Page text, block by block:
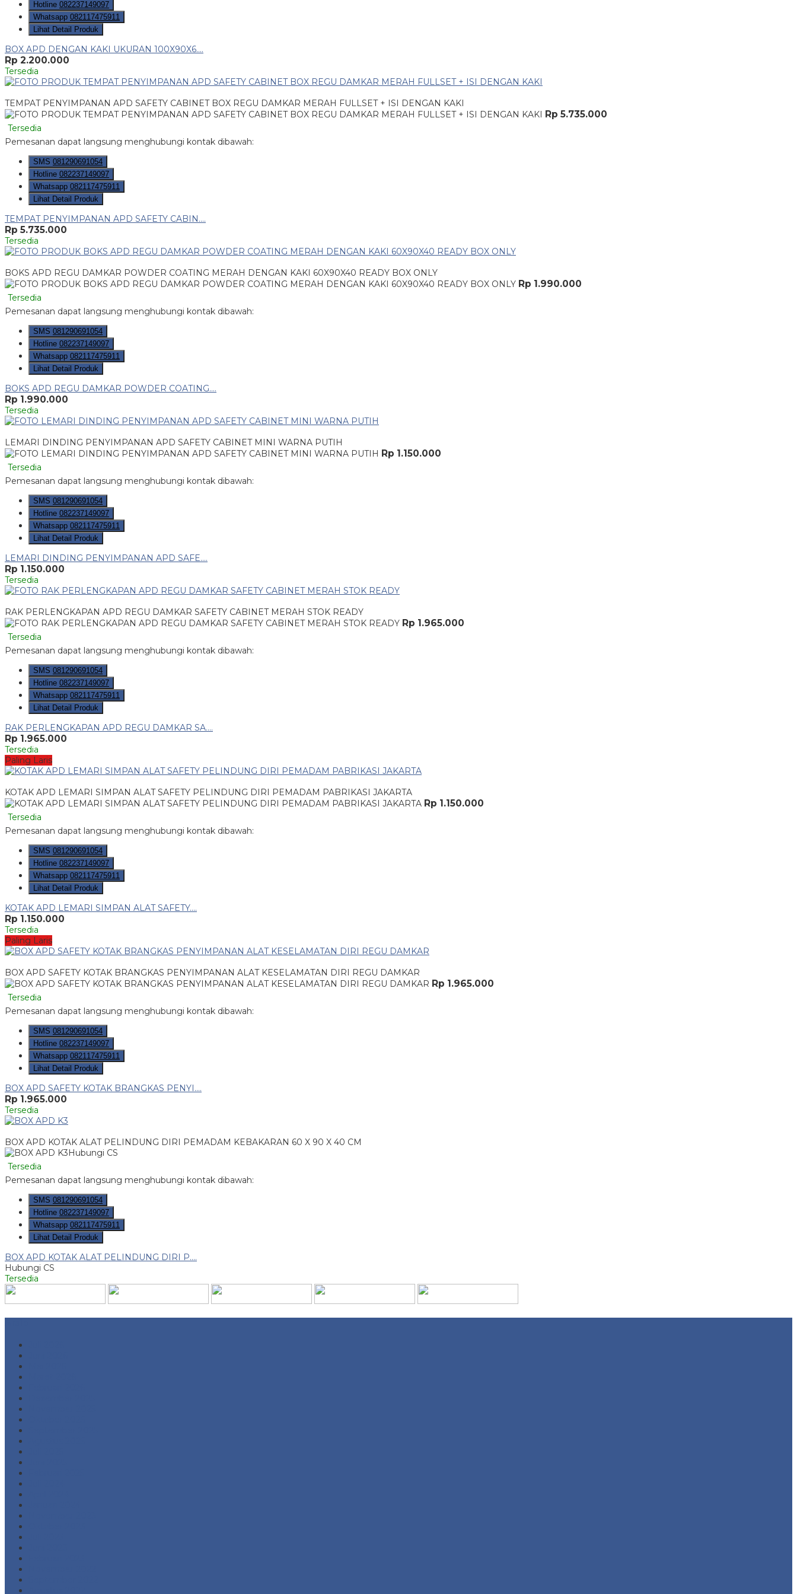
Hotline 082237149097
Whatsapp 082117475911
Lihat Detail Produk
BOX APD DENGAN KAKI UKURAN 100X90X6....
Rp 2.200.000
Tersedia
TEMPAT PENYIMPANAN APD SAFETY CABINET BOX REGU DAMKAR MERAH FULLSET + ISI DENGAN KAKI
Rp 5.735.000
Tersedia
Pemesanan dapat langsung menghubungi kontak dibawah:
SMS 081290691054
Hotline 082237149097
Whatsapp 082117475911
Lihat Detail Produk
TEMPAT PENYIMPANAN APD SAFETY CABIN....
Rp 5.735.000
Tersedia
BOKS APD REGU DAMKAR POWDER COATING MERAH DENGAN KAKI 60X90X40 READY BOX ONLY
Rp 1.990.000
Tersedia
Pemesanan dapat langsung menghubungi kontak dibawah:
SMS 081290691054
Hotline 082237149097
Whatsapp 082117475911
Lihat Detail Produk
BOKS APD REGU DAMKAR POWDER COATING....
Rp 1.990.000
Tersedia
LEMARI DINDING PENYIMPANAN APD SAFETY CABINET MINI WARNA PUTIH
Rp 1.150.000
Tersedia
Pemesanan dapat langsung menghubungi kontak dibawah:
SMS 081290691054
Hotline 082237149097
Whatsapp 082117475911
Lihat Detail Produk
LEMARI DINDING PENYIMPANAN APD SAFE....
Rp 1.150.000
Tersedia
RAK PERLENGKAPAN APD REGU DAMKAR SAFETY CABINET MERAH STOK READY
Rp 1.965.000
Tersedia
Pemesanan dapat langsung menghubungi kontak dibawah:
SMS 081290691054
Hotline 082237149097
Whatsapp 082117475911
Lihat Detail Produk
RAK PERLENGKAPAN APD REGU DAMKAR SA....
Rp 1.965.000
Tersedia
Paling Laris
KOTAK APD LEMARI SIMPAN ALAT SAFETY PELINDUNG DIRI PEMADAM PABRIKASI JAKARTA
Rp 1.150.000
Tersedia
Pemesanan dapat langsung menghubungi kontak dibawah:
SMS 081290691054
Hotline 082237149097
Whatsapp 082117475911
Lihat Detail Produk
KOTAK APD LEMARI SIMPAN ALAT SAFETY....
Rp 1.150.000
Tersedia
Paling Laris
BOX APD SAFETY KOTAK BRANGKAS PENYIMPANAN ALAT KESELAMATAN DIRI REGU DAMKAR
Rp 1.965.000
Tersedia
Pemesanan dapat langsung menghubungi kontak dibawah:
SMS 081290691054
Hotline 082237149097
Whatsapp 082117475911
Lihat Detail Produk
BOX APD SAFETY KOTAK BRANGKAS PENYI....
Rp 1.965.000
Tersedia
BOX APD KOTAK ALAT PELINDUNG DIRI PEMADAM KEBAKARAN 60 X 90 X 40 CM
Hubungi CS
Tersedia
Pemesanan dapat langsung menghubungi kontak dibawah:
SMS 081290691054
Hotline 082237149097
Whatsapp 082117475911
Lihat Detail Produk
BOX APD KOTAK ALAT PELINDUNG DIRI P....
Hubungi CS
Tersedia